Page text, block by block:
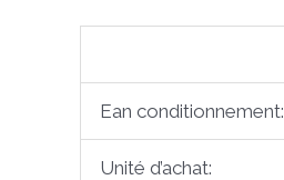
Ean conditionnement:
Unité d’achat: